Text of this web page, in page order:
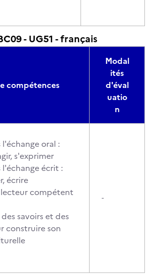
- UG51 - français
compétences
Modal
ités
d'éval
uatio
n
oral :
s'exprimer
l'échange écrit :
écrire
compétent
savoirs et des
construire son
-